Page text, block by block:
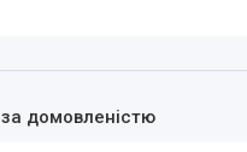
за домовленістю